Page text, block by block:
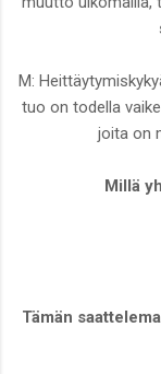
M:
tuo on todella
joita on
Millä
Tämän